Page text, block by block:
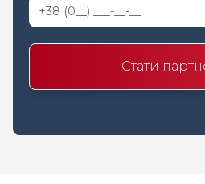
Стати